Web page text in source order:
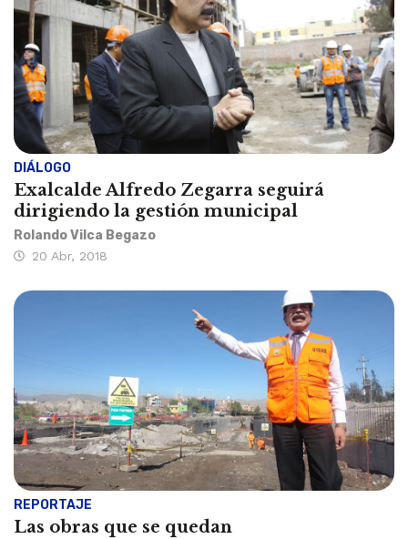
DIÁLOGO
Exalcalde Alfredo Zegarra seguirá
dirigiendo la gestión municipal
Rolando Vilca Begazo
20 Abr, 2018
REPORTAJE
Las obras que se quedan